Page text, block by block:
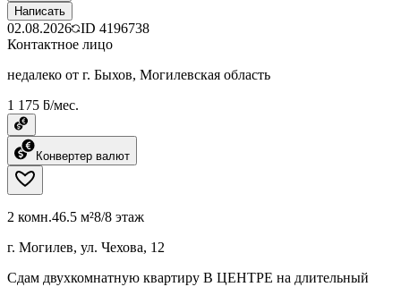
Написать
02.08.2026 ID 4196738
Контактное лицо
недалеко от г. Быхов, Могилевская область
1 175 ƃ/мес.
Конвертер валют
2 комн.46.5 м²8/8 этаж
г. Могилев, ул. Чехова, 12
Сдам двухкомнатную квартиру В ЦЕНТРЕ на длительный